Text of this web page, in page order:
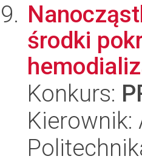
środki
Konkurs:
Kierownik: